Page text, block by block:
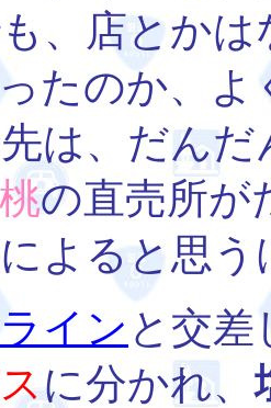
、店とか
たのか、
は、だんだ
桃の直売所が
よると思う
イン と交差
に分かれ、